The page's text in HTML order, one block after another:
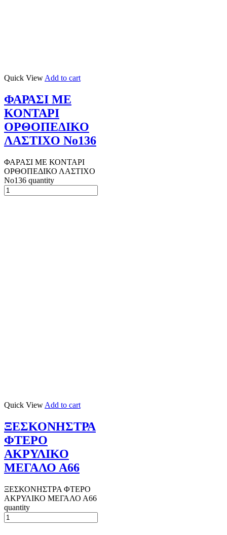
Quick View Add to cart
ΦΑΡΑΣΙ ΜΕ
ΚΟΝΤΑΡΙ
ΟΡΘΟΠΕΔΙΚΟ
ΛΑΣΤΙΧΟ Νο136
ΦΑΡΑΣΙ ΜΕ ΚΟΝΤΑΡΙ
ΟΡΘΟΠΕΔΙΚΟ ΛΑΣΤΙΧΟ
Νο136 quantity
Quick View Add to cart
ΞΕΣΚΟΝΗΣΤΡΑ
ΦΤΕΡΟ
ΑΚΡΥΛΙΚΟ
ΜΕΓΑΛΟ Α66
ΞΕΣΚΟΝΗΣΤΡΑ ΦΤΕΡΟ
ΑΚΡΥΛΙΚΟ ΜΕΓΑΛΟ Α66
quantity